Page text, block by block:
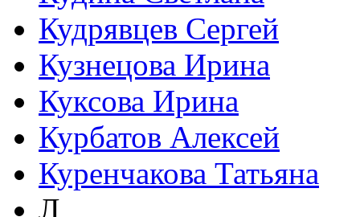
Кудрявцев Сергей
Кузнецова Ирина
Куксова Ирина
Курбатов Алексей
Куренчакова Татьяна
Л